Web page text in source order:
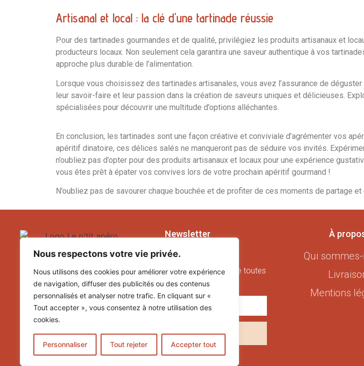
Nous respectons votre vie privée.
Nous utilisons des cookies pour améliorer votre expérience
de navigation, diffuser des publicités ou des contenus
personnalisés et analyser notre trafic. En cliquant sur «
Tout accepter », vous consentez à notre utilisation des
cookies.
Personnaliser Tout rejeter Accepter tout
Artisanal et local : la clé d'une tartinade réussie
Pour des tartinades gourmandes et de qualité, privilégiez les produits artisanaux et
producteurs locaux. Non seulement cela garantira une saveur authentique à vos
approche plus durable de l’alimentation.
Lorsque vous choisissez des tartinades artisanales, vous avez l’assurance de
leur savoir-faire et leur passion dans la création de saveurs uniques et délicieuses.
spécialisées pour découvrir une multitude d’options alléchantes.
En conclusion, les tartinades sont une façon créative et conviviale d’agrémenter vos
apéritif dinatoire, ces délices salés ne manqueront pas de séduire vos invités.
n’oubliez pas d’opter pour des produits artisanaux et locaux pour une expérience
vous êtes prêt à épater vos convives lors de votre prochain apéritif gourmand !
N’oubliez pas de savourer chaque bouchée et de profiter de ces moments de partage
Nous contacter
5 rue Léopha 69780 Mions
commercial@lepetitapero.fr
Newsletter
Inscrivez-vous à la
newsletter pour suivre toutes
nos actualités
S'INSCRIRE
À
Qui
Mentions